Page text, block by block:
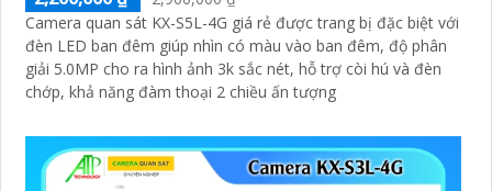
Camera quan sát KX-S5L-4G giá rẻ được trang bị đặc biệt với
đèn LED ban đêm giúp nhìn có màu vào ban đêm, độ phân
giải 5.0MP cho ra hình ảnh 3k sắc nét, hỗ trợ còi hú và đèn
chớp, khả năng đàm thoại 2 chiều ấn tượng